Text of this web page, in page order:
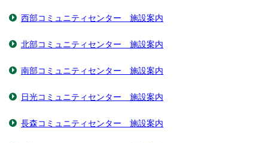
西部コミュニティセンター 施設案内
北部コミュニティセンター 施設案内
南部コミュニティセンター 施設案内
日光コミュニティセンター 施設案内
長森コミュニティセンター 施設案内